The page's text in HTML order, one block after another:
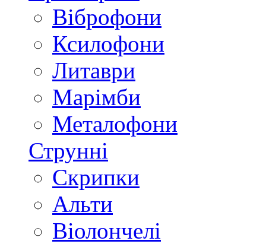
Віброфони
Ксилофони
Литаври
Марімби
Металофони
Струнні
Скрипки
Альти
Віолончелі